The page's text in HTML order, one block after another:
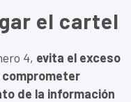
el cartel
4, evita el exceso
de la información